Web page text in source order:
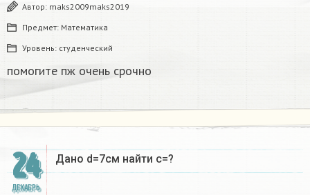
Автор: maks2009maks2019
Предмет: Математика
Уровень: студенческий
помогите пж очень срочно​
24
ДЕКАБРЬ
Дано d=7см найти с=?​